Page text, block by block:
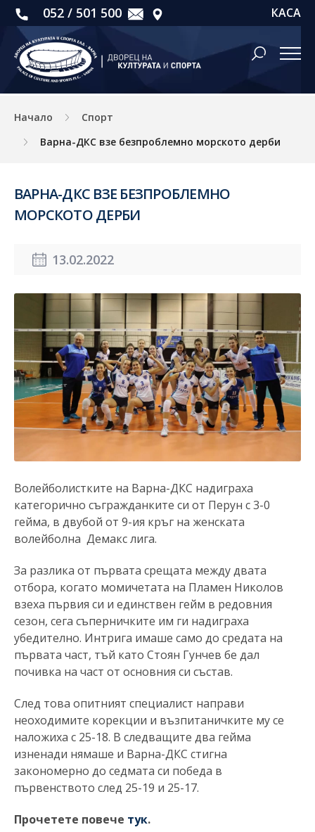
052 / 501 500 КАСА
Начало
Спорт
Варна-ДКС взе безпроблемно морското дерби
ВАРНА-ДКС ВЗЕ БЕЗПРОБЛЕМНО
МОРСКОТО ДЕРБИ
13.02.2022
Волейболистките на Варна-ДКС надиграха
категорично съгражданките си от Перун с 3-0
гейма, в двубой от 9-ия кръг на женската
волейболна Демакс лига.
За разлика от първата срещата между двата
отбора, когато момичетата на Пламен Николов
взеха първия си и единствен гейм в редовния
сезон, сега съперничките им ги надиграха
убедително. Интрига имаше само до средата на
първата част, тъй като Стоян Гунчев бе дал
почивка на част от основния си състав.
След това опитният специалист направи
неоходимите корекции и възпитаничките му се
наложиха с 25-18. В следващите два гейма
изненади нямаше и Варна-ДКС стигна
закономерно до седмата си победа в
първенството след 25-19 и 25-17.
Прочетете повече тук.